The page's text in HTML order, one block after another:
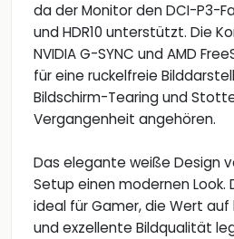
da der Monitor den DCI-P3-
und HDR10 unterstützt. Die
NVIDIA G-SYNC und AMD
für eine ruckelfreie
Bildschirm-Tearing und
Vergangenheit angehören.
Das elegante weiße Design
Setup einen modernen Look.
ideal für Gamer, die Wert
und exzellente Bildqualität